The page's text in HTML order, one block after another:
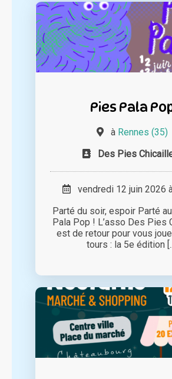
Pies Pala
à Rennes (35)
Des Pies
vendredi 12 juin 2026
Parté du soir, espoir Parté
Pala Pop ! L’asso Des Pies
est de retour pour vous
tours : la 5e édition